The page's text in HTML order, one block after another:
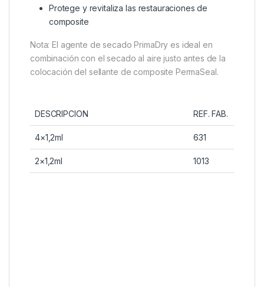
Protege y revitaliza las restauraciones de
composite
Nota: El agente de secado PrimaDry es ideal en
combinación con el secado al aire justo antes de la
colocación del sellante de composite PermaSeal.
DESCRIPCION REF. FAB.
4×1,2ml 631
2×1,2ml 1013